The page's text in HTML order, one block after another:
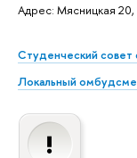
Адрес: Мясницкая 20,
Студенческий совет
Локальный